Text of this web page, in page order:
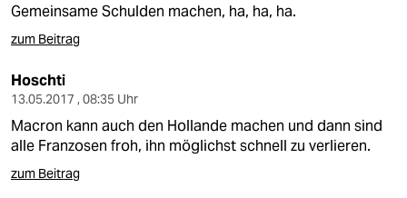
Gemeinsame Schulden machen, ha, ha, ha.
zum Beitrag
Hoschti
13.05.2017 , 08:35 Uhr
Macron kann auch den Hollande machen und dann sind
alle Franzosen froh, ihn möglichst schnell zu verlieren.
zum Beitrag